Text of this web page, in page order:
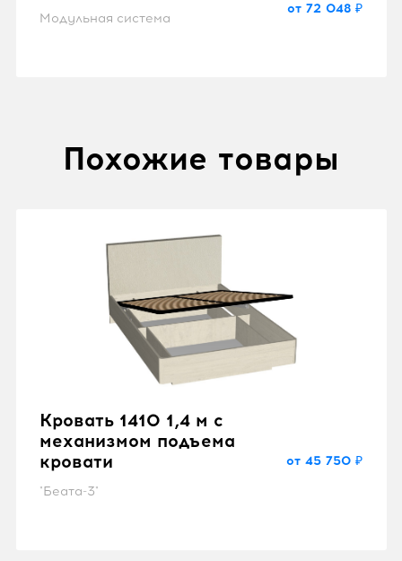
Модульная система
от 72 048 ₽
Похожие товары
Кровать 1410 1,4 м с
механизмом подъема
кровати
"Беата-3"
от 45 750 ₽